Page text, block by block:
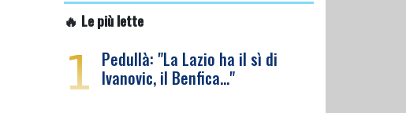
🔥 Le più lette
1 Pedullà: "La Lazio ha il sì di
Ivanovic, il Benfica…"